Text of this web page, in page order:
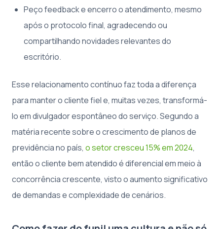
Peço feedback e encerro o atendimento, mesmo
após o protocolo final, agradecendo ou
compartilhando novidades relevantes do
escritório.
Esse relacionamento contínuo faz toda a diferença
para manter o cliente fiel e, muitas vezes, transformá-
lo em divulgador espontâneo do serviço. Segundo a
matéria recente sobre o crescimento de planos de
previdência no país, o setor cresceu 15% em 2024,
então o cliente bem atendido é diferencial em meio à
concorrência crescente, visto o aumento significativo
de demandas e complexidade de cenários.